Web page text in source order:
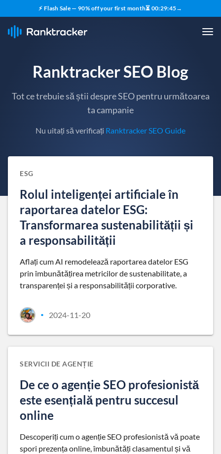
⚡ Flash Sale — 90% off your first month⏳ 00:29:44→
Ranktracker SEO Blog
Tot ce trebuie să știi despre SEO pentru următoarea
ta campanie
Nu uitați să verificați Ranktracker SEO Guide
ESG
Rolul inteligenței artificiale în
raportarea datelor ESG:
Transformarea sustenabilității și
a responsabilității
Aflați cum AI remodelează raportarea datelor ESG
prin îmbunătățirea metricilor de sustenabilitate, a
transparenței și a responsabilității corporative.
• 2024-11-20
SERVICII DE AGENȚIE
De ce o agenție SEO profesionistă
este esențială pentru succesul
online
Descoperiți cum o agenție SEO profesionistă vă poate
spori prezența online, îmbunătăți clasamentul și vă